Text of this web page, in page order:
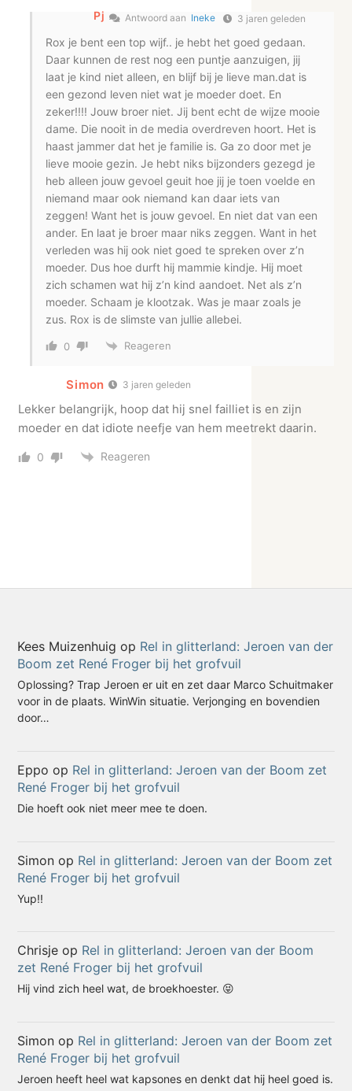
Pj Antwoord aan Ineke 3 jaren geleden
Rox je bent een top wijf.. je hebt het goed gedaan.
Daar kunnen de rest nog een puntje aanzuigen, jij
laat je kind niet alleen, en blijf bij je lieve man.dat is
een gezond leven niet wat je moeder doet. En
zeker!!!! Jouw broer niet. Jij bent echt de wijze mooie
dame. Die nooit in de media overdreven hoort. Het is
haast jammer dat het je familie is. Ga zo door met je
lieve mooie gezin. Je hebt niks bijzonders gezegd je
heb alleen jouw gevoel geuit hoe jij je toen voelde en
niemand maar ook niemand kan daar iets van
zeggen! Want het is jouw gevoel. En niet dat van een
ander. En laat je broer maar niks zeggen. Want in het
verleden was hij ook niet goed te spreken over z’n
moeder. Dus hoe durft hij mammie kindje. Hij moet
zich schamen wat hij z’n kind aandoet. Net als z’n
moeder. Schaam je klootzak. Was je maar zoals je
zus. Rox is de slimste van jullie allebei.
0 Reageren
Simon 3 jaren geleden
Lekker belangrijk, hoop dat hij snel failliet is en zijn
moeder en dat idiote neefje van hem meetrekt daarin.
0 Reageren
Kees Muizenhuig op Rel in glitterland: Jeroen van der
Boom zet René Froger bij het grofvuil
Oplossing? Trap Jeroen er uit en zet daar Marco Schuitmaker
voor in de plaats. WinWin situatie. Verjonging en bovendien
door…
Eppo op Rel in glitterland: Jeroen van der Boom zet
René Froger bij het grofvuil
Die hoeft ook niet meer mee te doen.
Simon op Rel in glitterland: Jeroen van der Boom zet
René Froger bij het grofvuil
Yup!!
Chrisje op Rel in glitterland: Jeroen van der Boom
zet René Froger bij het grofvuil
Hij vind zich heel wat, de broekhoester. 😝
Simon op Rel in glitterland: Jeroen van der Boom zet
René Froger bij het grofvuil
Jeroen heeft heel wat kapsones en denkt dat hij heel goed is.